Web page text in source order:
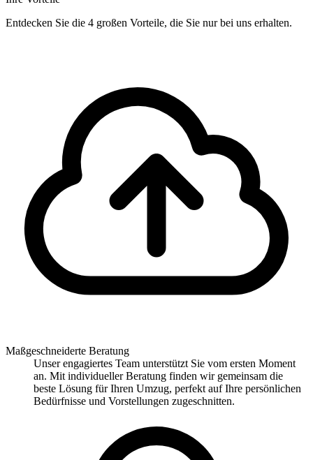
Entdecken Sie die 4 großen Vorteile, die Sie nur bei uns erhalten.
Maßgeschneiderte Beratung
Unser engagiertes Team unterstützt Sie vom ersten Moment
an. Mit individueller Beratung finden wir gemeinsam die
beste Lösung für Ihren Umzug, perfekt auf Ihre persönlichen
Bedürfnisse und Vorstellungen zugeschnitten.